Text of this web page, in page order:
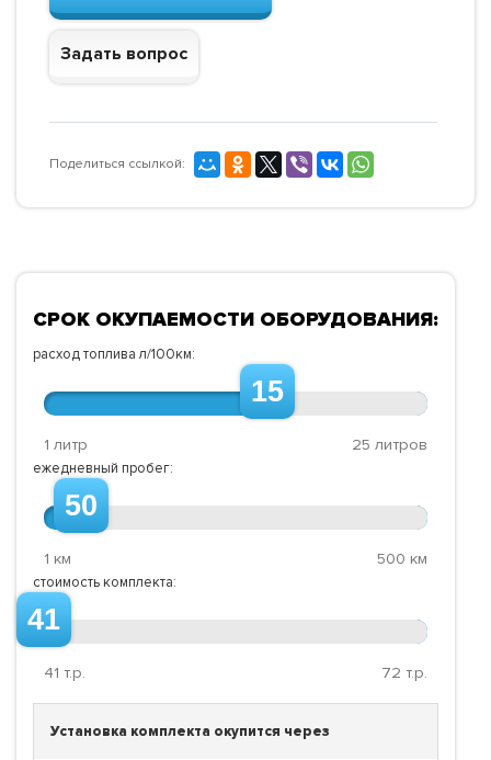
Задать вопрос
Поделиться ссылкой:
СРОК ОКУПАЕМОСТИ ОБОРУДОВАНИЯ:
расход топлива л/100км:
15
1 литр 25 литров
ежедневный пробег:
50
1 км 500 км
стоимость комплекта:
41
41 т.р. 72 т.р.
Установка комплекта окупится через